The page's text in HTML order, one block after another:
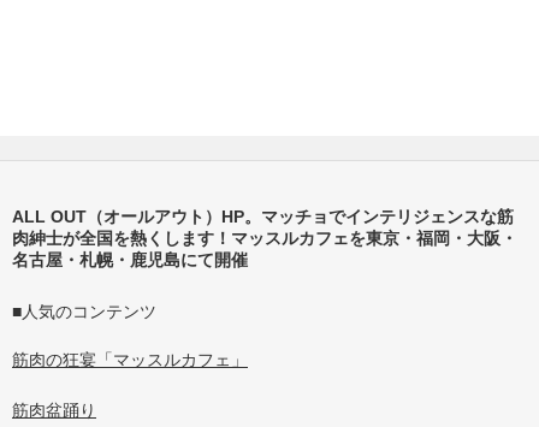
ALL OUT（オールアウト）HP。マッチョでインテリジェンスな筋
肉紳士が全国を熱くします！マッスルカフェを東京・福岡・大阪・
名古屋・札幌・鹿児島にて開催
■人気のコンテンツ
筋肉の狂宴「マッスルカフェ」
筋肉盆踊り